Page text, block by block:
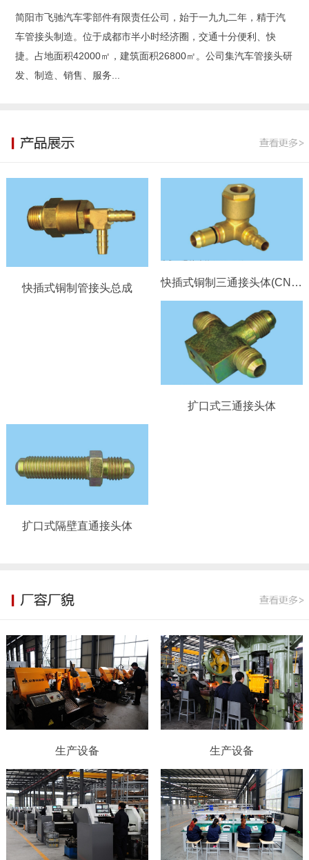
简阳市飞驰汽车零部件有限责任公司，始于一九九二年，精于汽
车管接头制造。位于成都市半小时经济圈，交通十分便利、快
捷。占地面积42000㎡，建筑面积26800㎡。公司集汽车管接头研
发、制造、销售、服务...
快插式铜制管接头总成 快插式铜制三通接头体(CN8-ϕ6）
扩口式三通接头体
扩口式隔壁直通接头体
生产设备 生产设备